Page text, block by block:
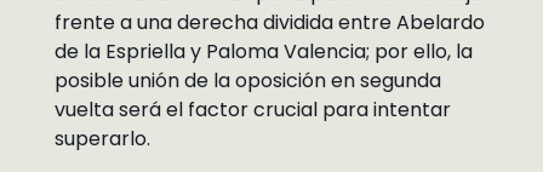
frente a una derecha dividida entre Abelardo
de la Espriella y Paloma Valencia; por ello, la
posible unión de la oposición en segunda
vuelta será el factor crucial para intentar
superarlo.